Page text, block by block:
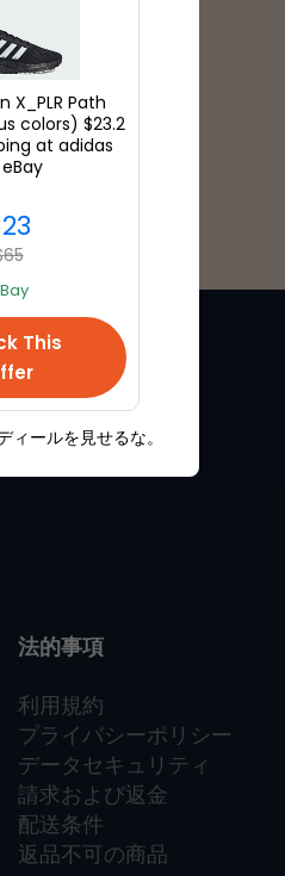
法的事項
利用規約
プライバシーポリシー
データセキュリティ
請求および返金
配送条件
返品不可の商品
X_PLR Path
colors) $23.2
at adidas
This
ィールを見せるな。